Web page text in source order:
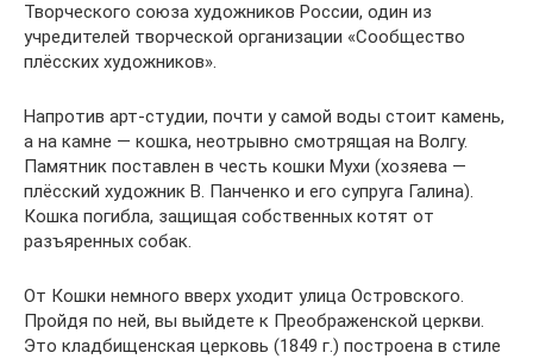
Творческого союза художников России, один из
учредителей творческой организации «Сообщество
плёсских художников».
Напротив арт-студии, почти у самой воды стоит камень,
а на камне — кошка, неотрывно смотрящая на Волгу.
Памятник поставлен в честь кошки Мухи (хозяева —
плёсский художник В. Панченко и его супруга Галина).
Кошка погибла, защищая собственных котят от
разъяренных собак.
От Кошки немного вверх уходит улица Островского.
Пройдя по ней, вы выйдете к Преображенской церкви.
Это кладбищенская церковь (1849 г.) построена в стиле